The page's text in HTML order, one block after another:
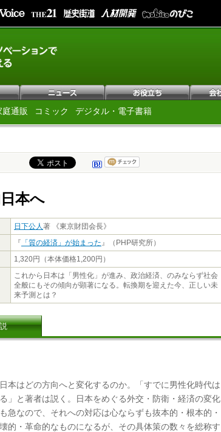
庭通販 コミック デジタル・電子書籍
本へ
日下公人著 《東京財団会長》
『 「質の経済」が始まった 』（PHP研究所）
1,320円（本体価格1,200円）
これから日本は「男性化」が進み、政治経済、のみならず社会
全般にもその傾向が顕著になる。転換期を迎えた今、正しい未
来予測とは？
本はどの方向へと変化するのか。「すでに男性化時代は
」と著者は説く。日本をめぐる外交・防衛・経済の変化
急なので、それへの対応は心ならずも抜本的・根本的・
的・革命的なものになるが、その具体策の数々を総称す